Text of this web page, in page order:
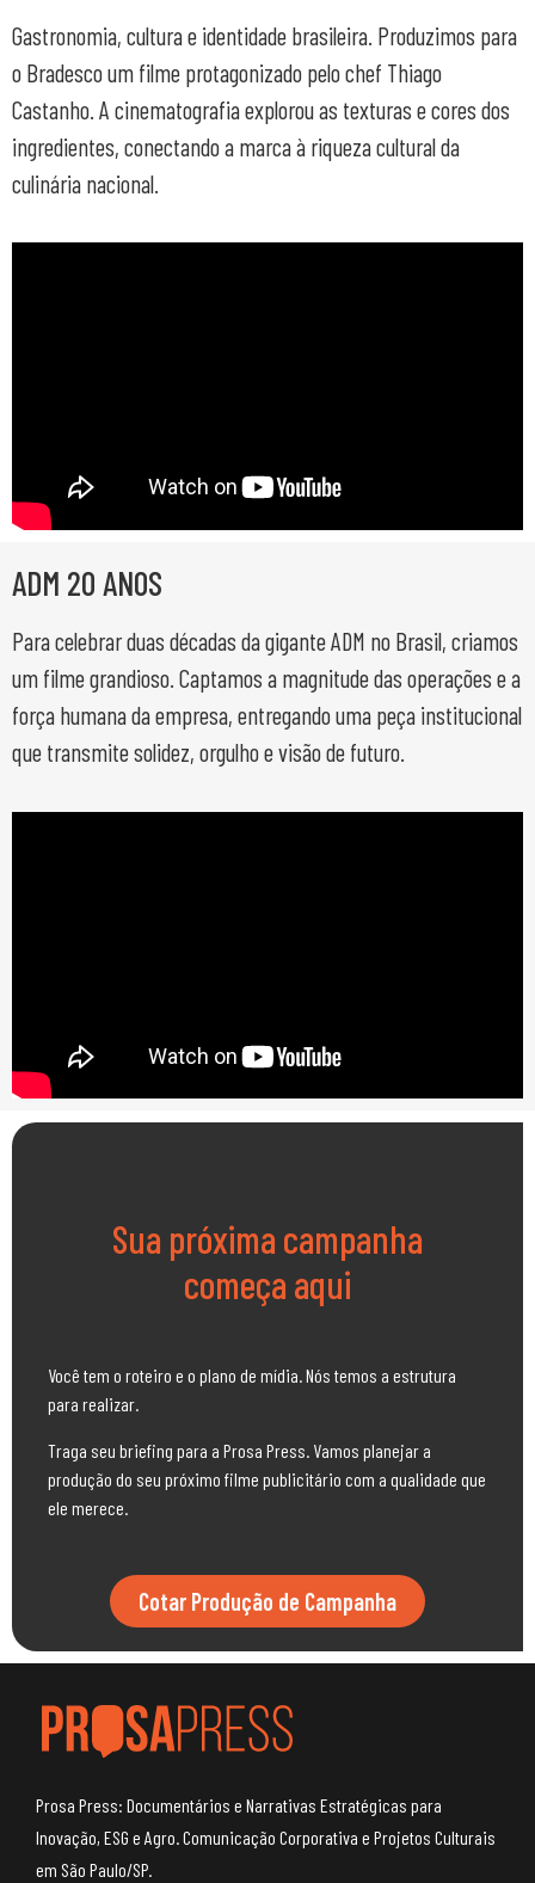
Gastronomia, cultura e identidade brasileira. Produzimos para
o Bradesco um filme protagonizado pelo chef Thiago
Castanho. A cinematografia explorou as texturas e cores dos
ingredientes, conectando a marca à riqueza cultural da
culinária nacional.
ADM 20 ANOS
Para celebrar duas décadas da gigante ADM no Brasil, criamos
um filme grandioso. Captamos a magnitude das operações e a
força humana da empresa, entregando uma peça institucional
que transmite solidez, orgulho e visão de futuro.
Sua próxima campanha
começa aqui
Você tem o roteiro e o plano de mídia. Nós temos a estrutura
para realizar.
Traga seu briefing para a Prosa Press. Vamos planejar a
produção do seu próximo filme publicitário com a qualidade que
ele merece.
Cotar Produção de Campanha
Prosa Press: Documentários e Narrativas Estratégicas para
Inovação, ESG e Agro. Comunicação Corporativa e Projetos Culturais
em São Paulo/SP.